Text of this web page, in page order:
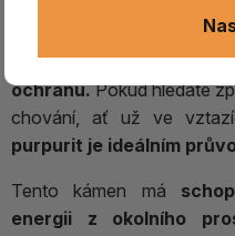
neocenitelným
od stresu a úzkostí,
ochranu.Pokud hledáte
chování, ať už ve
purpurit je ideálním
Tento kámen má
energii z okolního